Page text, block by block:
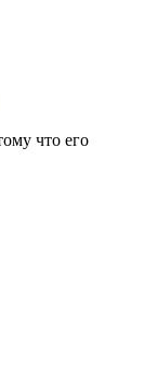
что его